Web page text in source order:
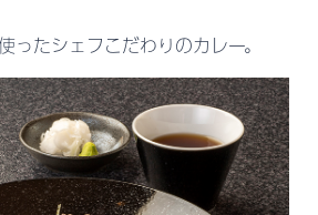
ったシェフこだわりのカレー。